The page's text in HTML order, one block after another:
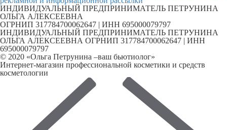
ИНДИВИДУАЛЬНЫЙ ПРЕДПРИНИМАТЕЛЬ ПЕТРУНИНА
ОЛЬГА АЛЕКСЕЕВНА
ОГРНИП 317784700062647 | ИНН 695000079797
ИНДИВИДУАЛЬНЫЙ ПРЕДПРИНИМАТЕЛЬ ПЕТРУНИНА
ОЛЬГА АЛЕКСЕЕВНА ОГРНИП 317784700062647 | ИНН
695000079797
© 2020 «Ольга Петрунина –ваш бьютиолог»
Интернет-магазин профессиональной косметики и средств
косметологии